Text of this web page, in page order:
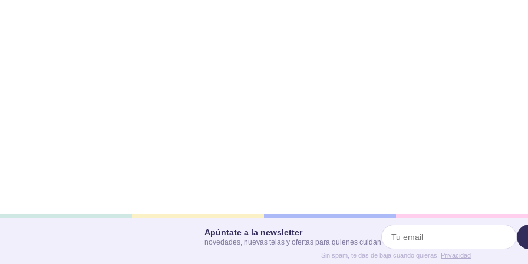
Apúntate a la newsletter
novedades, nuevas telas y ofertas para quienes cuidan
Sin spam, te das de baja cuando quieras. Privacidad